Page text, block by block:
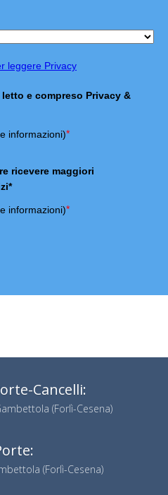
leggere Privacy
e compreso Privacy &
informazioni)*
ricevere maggiori
informazioni)*
Cancelli:
(Forlì-Cesena)
(Forlì-Cesena)